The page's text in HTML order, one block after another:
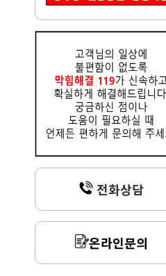
전화상담
온라인문의